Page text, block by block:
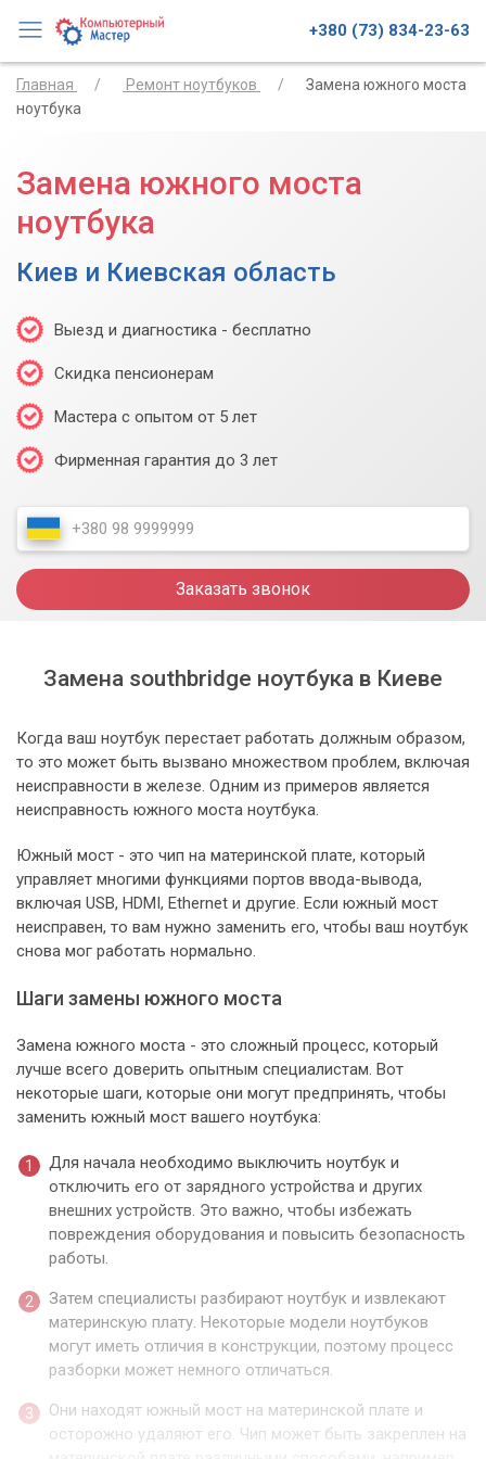
+380 (73) 834-23-63
Главная Ремонт ноутбуков
Замена южного моста
ноутбука
Замена южного моста
ноутбука
Киев и Киевская область
Выезд и диагностика - бесплатно
Скидка пенсионерам
Мастера с опытом от 5 лет
Фирменная гарантия до 3 лет
Заказать звонок
Замена southbridge ноутбука в Киеве
Когда ваш ноутбук перестает работать должным образом,
то это может быть вызвано множеством проблем, включая
неисправности в железе. Одним из примеров является
неисправность южного моста ноутбука.
Южный мост - это чип на материнской плате, который
управляет многими функциями портов ввода-вывода,
включая USB, HDMI, Ethernet и другие. Если южный мост
неисправен, то вам нужно заменить его, чтобы ваш ноутбук
снова мог работать нормально.
Шаги замены южного моста
Замена южного моста - это сложный процесс, который
лучше всего доверить опытным специалистам. Вот
некоторые шаги, которые они могут предпринять, чтобы
заменить южный мост вашего ноутбука:
Для начала необходимо выключить ноутбук и
отключить его от зарядного устройства и других
внешних устройств. Это важно, чтобы избежать
повреждения оборудования и повысить безопасность
работы.
Затем специалисты разбирают ноутбук и извлекают
материнскую плату. Некоторые модели ноутбуков
могут иметь отличия в конструкции, поэтому процесс
разборки может немного отличаться.
Они находят южный мост на материнской плате и
осторожно удаляют его. Чип может быть закреплен на